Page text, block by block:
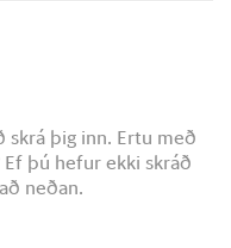
skrá þig inn. Ertu með
þú hefur ekki skráð
neðan.